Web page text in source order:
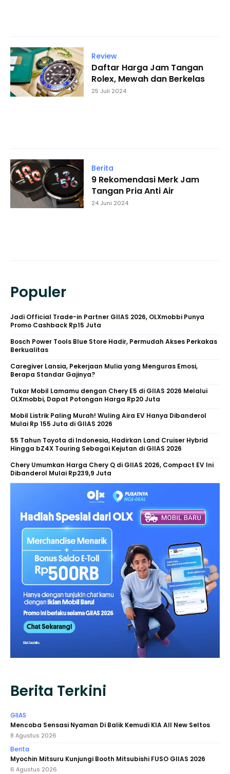
Review
Daftar Harga Jam Tangan
Rolex, Mewah dan Berkelas
25 Juli 2024
Berita
9 Rekomendasi Merk Jam
Tangan Pria Anti Air
24 Juni 2024
Populer
Jadi Official Trade-in Partner GIIAS 2026, OLXmobbi Punya
Promo Cashback Rp15 Juta
Bosch Power Tools Blue Store Hadir, Permudah Akses Perkakas
Berkualitas
Caregiver Lansia, Pekerjaan Mulia yang Menguras Emosi,
Berapa Standar Gajinya?
Tukar Mobil Lamamu dengan Chery E5 di GIIAS 2026 Melalui
OLXmobbi, Dapat Potongan Harga Rp20 Juta
Mobil Listrik Paling Murah! Wuling Aira EV Hanya Dibanderol
Mulai Rp 155 Juta di GIIAS 2026
55 Tahun Toyota di Indonesia, Hadirkan Land Cruiser Hybrid
Hingga bZ4X Touring Sebagai Kejutan di GIIAS 2026
Chery Umumkan Harga Chery Q di GIIAS 2026, Compact EV Ini
Dibanderol Mulai Rp239,9 Juta
Berita Terkini
GIIAS
Mencoba Sensasi Nyaman Di Balik Kemudi KIA All New Seltos
8 Agustus 2026
Berita
Myochin Mitsuru Kunjungi Booth Mitsubishi FUSO GIIAS 2026
6 Agustus 2026